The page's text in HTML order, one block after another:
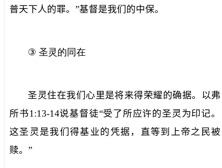
普天下人的罪。 ”基督是我们的中保。
③ 圣灵的同在
圣灵住在我们心里是将来得荣耀的确据。以弗
所书1:13-14说基督徒“受了所应许的圣灵为印记。
这圣灵是我们得基业的凭据，直等到上帝之民被
赎。 ”